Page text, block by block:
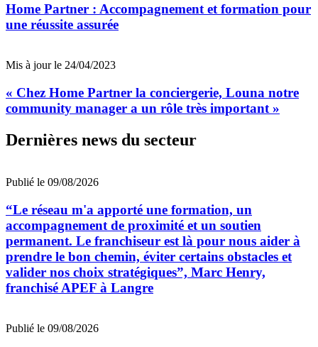
Home Partner : Accompagnement et formation pour
une réussite assurée
Mis à jour le 24/04/2023
« Chez Home Partner la conciergerie, Louna notre
community manager a un rôle très important »
Dernières news du secteur
Publié le 09/08/2026
“Le réseau m'a apporté une formation, un
accompagnement de proximité et un soutien
permanent. Le franchiseur est là pour nous aider à
prendre le bon chemin, éviter certains obstacles et
valider nos choix stratégiques”, Marc Henry,
franchisé APEF à Langre
Publié le 09/08/2026